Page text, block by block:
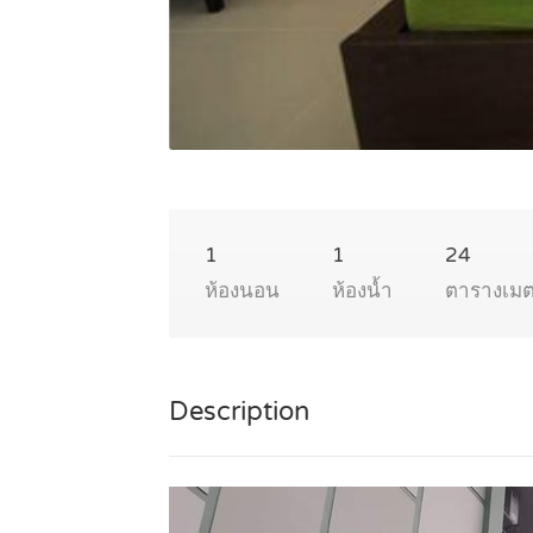
1
ห้องนอน
1
ห้องน้ำ
24
ตารางเม
Description